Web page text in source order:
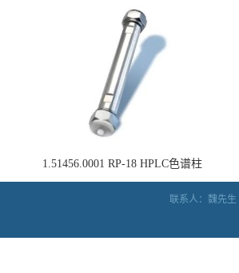
1.51456.0001 RP-18 HPLC色谱柱
联系人：魏先生